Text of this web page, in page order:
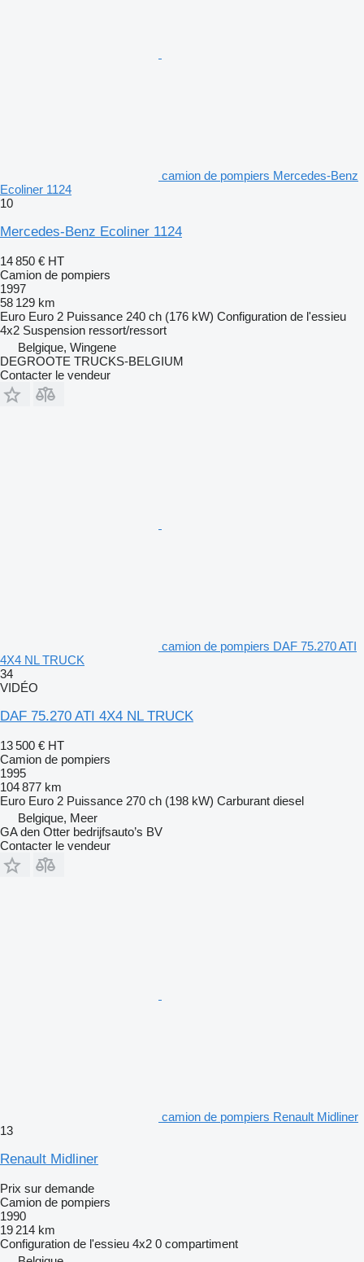
camion de pompiers Mercedes-Benz
Ecoliner 1124
10
Mercedes-Benz Ecoliner 1124
14 850 € HT
Camion de pompiers
1997
58 129 km
Euro Euro 2 Puissance 240 ch (176 kW) Configuration de l'essieu
4x2 Suspension ressort/ressort
Belgique, Wingene
DEGROOTE TRUCKS-BELGIUM
Contacter le vendeur
camion de pompiers DAF 75.270 ATI
4X4 NL TRUCK
34
VIDÉO
DAF 75.270 ATI 4X4 NL TRUCK
13 500 € HT
Camion de pompiers
1995
104 877 km
Euro Euro 2 Puissance 270 ch (198 kW) Carburant diesel
Belgique, Meer
GA den Otter bedrijfsauto’s BV
Contacter le vendeur
camion de pompiers Renault Midliner
13
Renault Midliner
Prix sur demande
Camion de pompiers
1990
19 214 km
Configuration de l'essieu 4x2 0 compartiment